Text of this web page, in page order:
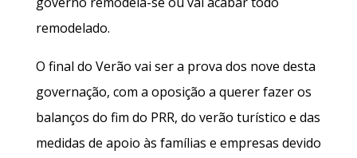
remodelado.
O final do Verão vai ser a prova dos nove desta
governação, com a oposição a querer fazer os
balanços do fim do PRR, do verão turístico e das
medidas de apoio às famílias e empresas devido